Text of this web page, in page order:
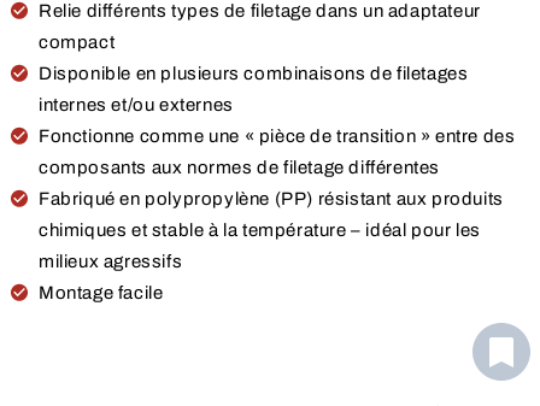
Relie différents types de filetage dans un adaptateur
compact
Disponible en plusieurs combinaisons de filetages
internes et/ou externes
Fonctionne comme une « pièce de transition » entre des
composants aux normes de filetage différentes
Fabriqué en polypropylène (PP) résistant aux produits
chimiques et stable à la température – idéal pour les
milieux agressifs
Montage facile